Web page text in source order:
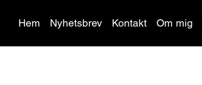
Hem Nyhetsbrev Kontakt Om mig